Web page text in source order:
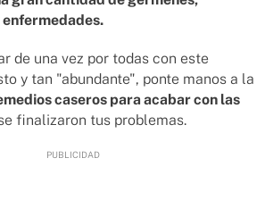
de una vez por todas con este
y tan "abundante", ponte manos a la
caseros para acabar con las
finalizaron tus problemas.